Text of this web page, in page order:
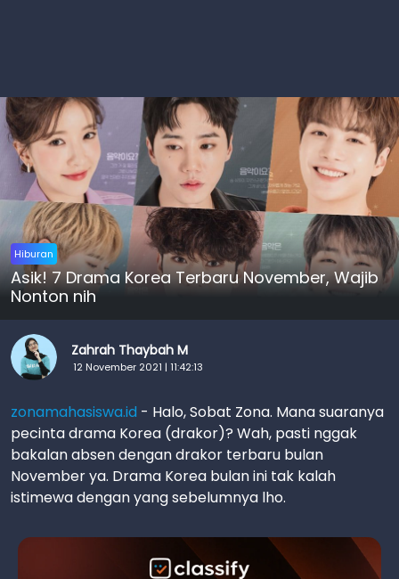
Hiburan
Asik! 7 Drama Korea Terbaru November, Wajib
Nonton nih
Zahrah Thaybah M
12 November 2021 | 11:42:13
zonamahasiswa.id - Halo, Sobat Zona. Mana suaranya
pecinta drama Korea (drakor)? Wah, pasti nggak
bakalan absen dengan drakor terbaru bulan
November ya. Drama Korea bulan ini tak kalah
istimewa dengan yang sebelumnya lho.